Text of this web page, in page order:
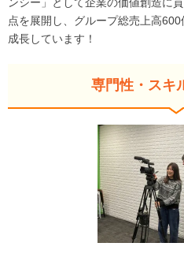
点を展開し、グループ総売上高
成長しています！
専門性・スキ